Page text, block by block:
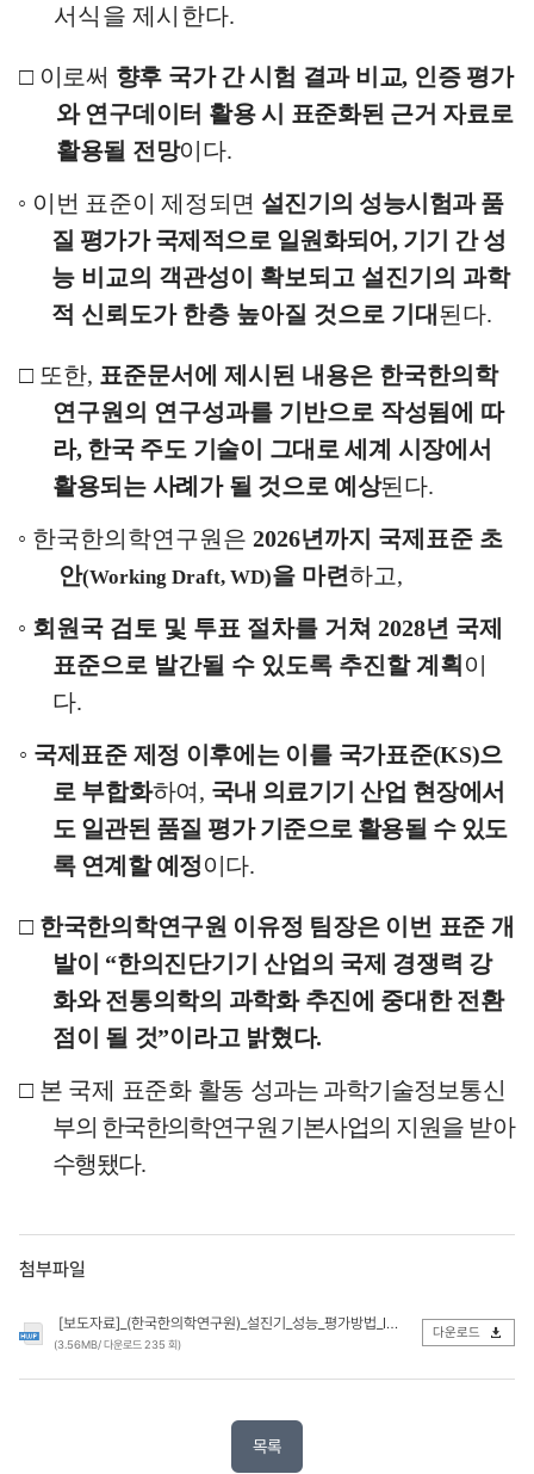
서식을 제시한다.
□ 이로써 향후 국가 간 시험 결과 비교, 인증 평가
와 연구데이터 활용 시 표준화된 근거 자료로
활용될 전망이다.
◦ 이번 표준이 제정되면 설진기의 성능시험과 품
질 평가가 국제적으로 일원화되어, 기기 간성
능 비교의 객관성이 확보되고 설진기의 과학
적 신뢰도가 한층 높아질 것으로 기대 된다.
□ 또한, 표준문서에 제시된 내용은 한국한의학
연구원의 연구성과를 기반으로 작성됨에 따
라, 한국 주도 기술이 그대로 세계 시장에서
활용되는 사례가 될 것으로 예상된다.
◦ 한국한의학연구원은2026년까지 국제표준 초
안(Working Draft, WD)을 마련하고,
◦ 회원국 검토 및 투표 절차를 거쳐2028년 국제
표준으로 발간될 수 있도록 추진할 계획 이
다.
◦ 국제표준 제정 이후에는 이를 국가표준(KS)으
로 부합화하여 , 국내 의료기기 산업 현장에서
도 일관된 품질 평가 기준으로 활용될 수 있도
록 연계할 예정이다.
□ 한국한의학연구원 이유정 팀장은 이번 표준 개
발이 “한의진단기기 산업의 국제 경쟁력 강
화와 전통의학의 과학화 추진에 중대한 전환
점이 될 것”이라고 밝혔다.
□ 본 국제 표준화 활동 성과는 과학기술정보통신
부의 한국한의학연구원 기본사업의 지원을 받아
수행됐다.
첨부파일
[보도자료]_(한국한의학연구원)_설진기_성능_평가방법_ISO_국제표준_개발_본격_착수.hwp
(3.56MB/ 다운로드 235 회)
다운로드
목록